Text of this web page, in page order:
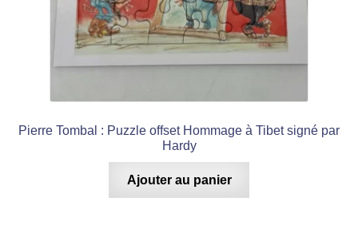
Pierre Tombal : Puzzle offset Hommage à Tibet signé par
Hardy
Ajouter au panier